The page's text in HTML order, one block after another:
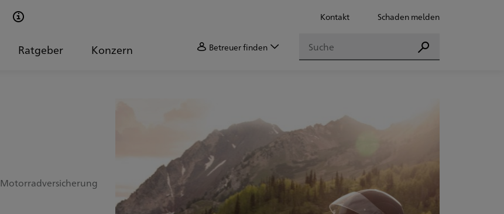
Kontakt Schaden melden
Ratgeber Konzern Betreuer finden Suchen
Suchen
Motorradversicherung